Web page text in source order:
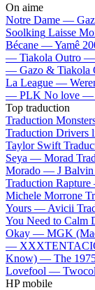
On aime
Notre Dame —
Soolking Laisse
Bécane —Yamê
— Tiakola Outro —
— Gazo & Tiakola
La League —
— PLK No love —
Top traduction
Traduction
Traduction Drivers
Taylor Swift
Seya — Morad
Morado — J Balvin
Traduction
Michele Morrone
Yours — Avicii
You Need to
Okay — MGK
—
Know) — The
Lovefool —
HP mobile